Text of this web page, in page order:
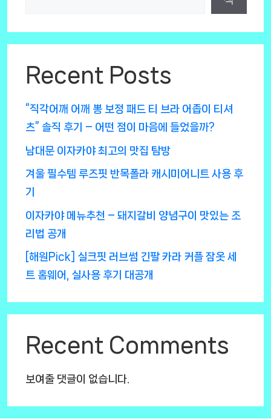
Recent Posts
“직각어깨 어깨 뽕 보정 패드 티 브라 어좁이 티셔
츠” 솔직 후기 – 어떤 점이 마음에 들었을까?
남대문 이자카야 최고의 맛집 탐방
겨울 필수템 루즈핏 반목폴라 캐시미어니트 사용 후
기
이자카야 메뉴추천 – 돼지갈비 양념구이 맛있는 조
리법 공개
[해원Pick] 실크핏 러브썸 긴팔 카라 커플 잠옷 세
트 홈웨어, 실사용 후기 대공개
Recent Comments
보여줄 댓글이 없습니다.